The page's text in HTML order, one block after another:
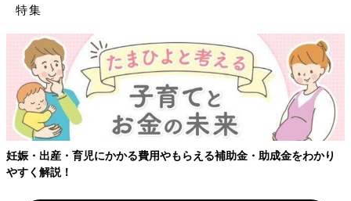
「ある健康推進に関する調査では、オフィスにグリーンを置くこ
ーンを10分間見ることで血圧が正常値になるという結果も出てい
ます。日常時の健康にも役立ち、湿度を調整し冬場の乾燥を防ぐ
効果も。非常時の不安な心に、眺めるだけでほっといやしを与え
てくれます」（松山さん）
赤ちゃんがいる家庭では、土などの誤飲の可能性があるため、手
の届かないところに飾ったり、ウェルカムグリーンの考え方で、
玄関に置くなどの工夫をしましょう。高い位置に置く場合は、落
下しないように十分注意してください。
特集
妊娠・出産・育児にかかる費用やもらえる補助金・助成金をわかり
やすく解説！